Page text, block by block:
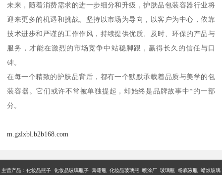
未来，随着消费需求的进一步细分和升级，护肤品包装容器行业将
迎来更多的机遇和挑战。坚持以市场为导向，以客户为中心，依靠
技术进步和严谨的工作作风，持续提供优质、及时、环保的产品与
服务，才能在激烈的市场竞争中站稳脚跟，赢得长久的信任与口
碑。
在每一个精致的护肤品背后，都有一个默默承载着品质与美学的包
装容器。它们或许不常被单独提起，却始终是品牌故事中*的一部
分。
m.gzlxbl.b2b168.com
主营产品： 化妆品瓶子 化妆品玻璃瓶子 膏霜瓶 化妆品玻璃瓶 喷涂厂 玻璃瓶 粉底液瓶 蜡烛玻璃